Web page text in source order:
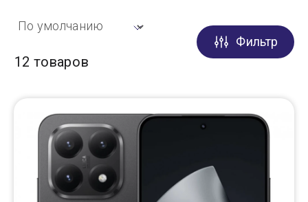
12 товаров
Фильтр